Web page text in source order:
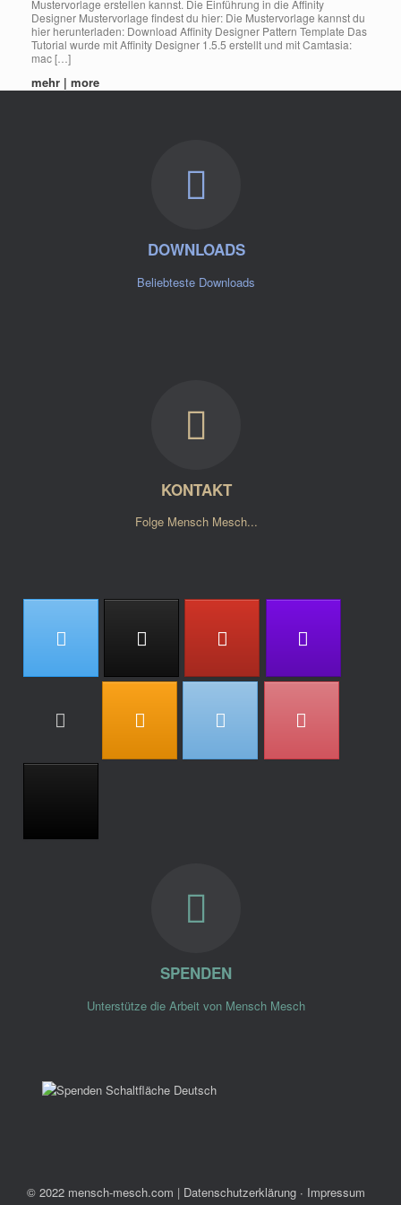
Mustervorlage erstellen kannst. Die Einführung in die Affinity
Designer Mustervorlage findest du hier: Die Mustervorlage kannst du
hier herunterladen: Download Affinity Designer Pattern Template Das
Tutorial wurde mit Affinity Designer 1.5.5 erstellt und mit Camtasia:
mac […]
mehr | more
DOWNLOADS
Beliebteste Downloads
KONTAKT
Folge Mensch Mesch...
SPENDEN
Unterstütze die Arbeit von Mensch Mesch
© 2022 mensch-mesch.com | Datenschutzerklärung ∙ Impressum